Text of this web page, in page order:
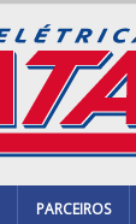
PARCEIROS